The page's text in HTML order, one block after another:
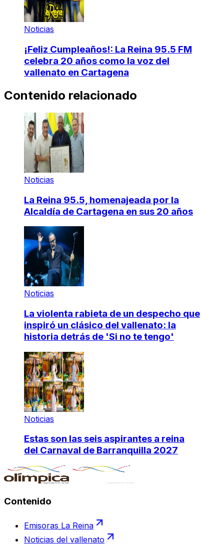
Noticias
¡Feliz Cumpleaños!: La Reina 95.5 FM
celebra 20 años como la voz del
vallenato en Cartagena
Contenido relacionado
Noticias
La Reina 95.5, homenajeada por la
Alcaldía de Cartagena en sus 20 años
Noticias
La violenta rabieta de un despecho que
inspiró un clásico del vallenato: la
historia detrás de 'Si no te tengo'
Noticias
Estas son las seis aspirantes a reina
del Carnaval de Barranquilla 2027
Contenido
Emisoras La Reina
Noticias del vallenato